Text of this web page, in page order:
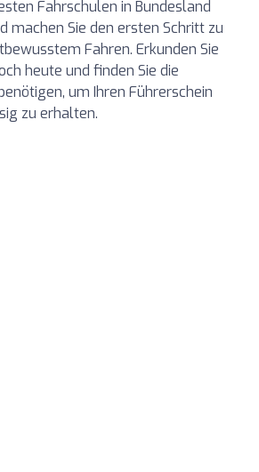
Fahrschulen in Bundesland
machen Sie den ersten Schritt zu
Fahren. Erkunden Sie
heute und finden Sie die
um Ihren Führerschein
zu erhalten.